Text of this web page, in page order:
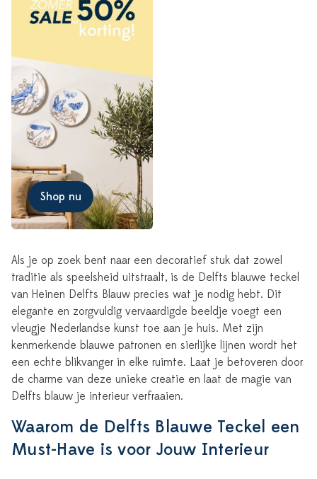
Shop nu
Als je op zoek bent naar een decoratief stuk dat zowel
traditie als speelsheid uitstraalt, is de Delfts blauwe teckel
van Heinen Delfts Blauw precies wat je nodig hebt. Dit
elegante en zorgvuldig vervaardigde beeldje voegt een
vleugje Nederlandse kunst toe aan je huis. Met zijn
kenmerkende blauwe patronen en sierlijke lijnen wordt het
een echte blikvanger in elke ruimte. Laat je betoveren door
de charme van deze unieke creatie en laat de magie van
Delfts blauw je interieur verfraaien.
Waarom de Delfts Blauwe Teckel een
Must-Have is voor Jouw Interieur